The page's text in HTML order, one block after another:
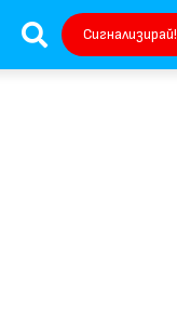
Сигнализирай!